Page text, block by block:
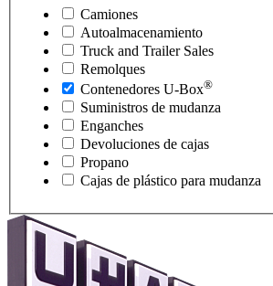
Camiones
Autoalmacenamiento
Truck and Trailer Sales
Remolques
Contenedores U-Box®
Suministros de mudanza
Enganches
Devoluciones de cajas
Propano
Cajas de plástico para mudanza